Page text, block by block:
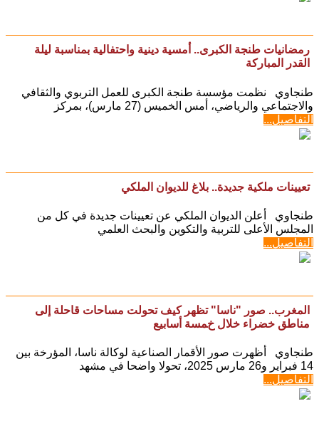
رمضانيات طنجة الكبرى.. أمسية دينية واحتفالية بمناسبة ليلة
القدر المباركة
طنجاوي نظمت مؤسسة طنجة الكبرى للعمل التربوي والثقافي
والاجتماعي والرياضي، أمس الخميس (27 مارس)، بمركز
التفاصيل...
تعيينات ملكية جديدة.. بلاغ للديوان الملكي
طنجاوي ‎أعلن الديوان الملكي عن تعيينات جديدة في كل من
المجلس الأعلى للتربية والتكوين والبحث العلمي
التفاصيل...
المغرب.. صور "ناسا" تظهر كيف تحولت مساحات قاحلة إلى
مناطق خضراء خلال خمسة أسابيع
طنجاوي أظهرت صور الأقمار الصناعية لوكالة ناسا، المؤرخة بين
14 فبراير و26 مارس 2025، تحولا واضحا في مشهد
التفاصيل...